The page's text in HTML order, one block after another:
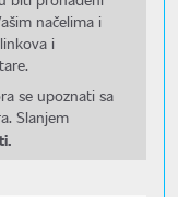
načelima i
i
se upoznati sa
Slanjem